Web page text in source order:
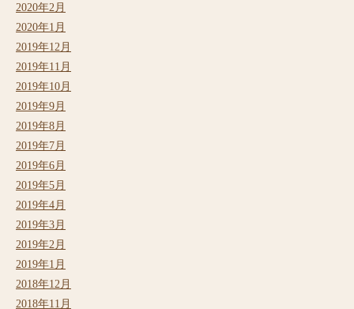
2020年2月
2020年1月
2019年12月
2019年11月
2019年10月
2019年9月
2019年8月
2019年7月
2019年6月
2019年5月
2019年4月
2019年3月
2019年2月
2019年1月
2018年12月
2018年11月